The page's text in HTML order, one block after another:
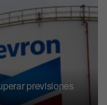
previsiones